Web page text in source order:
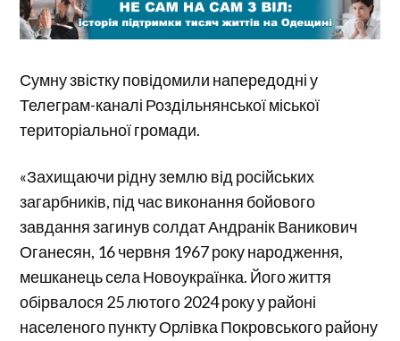
Сумну звістку повідомили напередодні у
Телеграм-каналі Роздільнянської міської
територіальної громади.
«Захищаючи рідну землю від російських
загарбників, під час виконання бойового
завдання загинув солдат Андранік Ваникович
Оганесян, 16 червня 1967 року народження,
мешканець села Новоукраїнка. Його життя
обірвалося 25 лютого 2024 року у районі
населеного пункту Орлівка Покровського району